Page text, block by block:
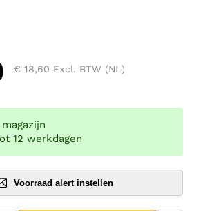
€ 18,60 Excl. BTW (NL)
12 werkdagen
Voorraad alert instellen